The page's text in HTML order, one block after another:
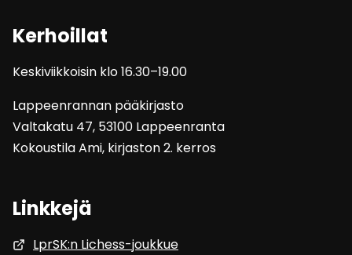
Kerhoillat
Keskiviikkoisin klo 16.30–19.00
Lappeenrannan pääkirjasto
Valtakatu 47, 53100 Lappeenranta
Kokoustila Ami, kirjaston 2. kerros
Linkkejä
LprSK:n Lichess-joukkue